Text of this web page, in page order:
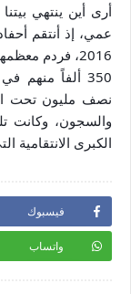
أرى أين ينتهي
عمي، إذ أنتقم
2016، فردم
350 ألفاً
نصف مليون تحت
والسجون، وكانت
الكبرى الانتقامية
فيسبوك
واتساب